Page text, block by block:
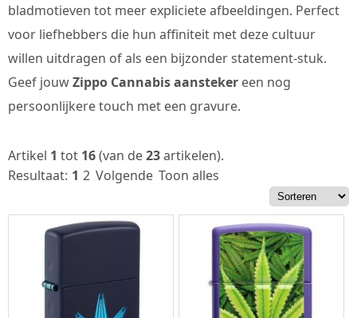
bladmotieven tot meer expliciete afbeeldingen. Perfect
voor liefhebbers die hun affiniteit met deze cultuur
willen uitdragen of als een bijzonder statement-stuk.
Geef jouwZippo Cannabis aansteker een nog
persoonlijkere touch met een gravure.
Artikel 1 tot 16(van de23artikelen).
Resultaat: 1 2 Volgende Toon alles